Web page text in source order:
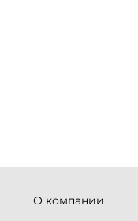
О компании